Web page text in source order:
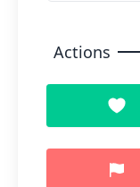
Actions